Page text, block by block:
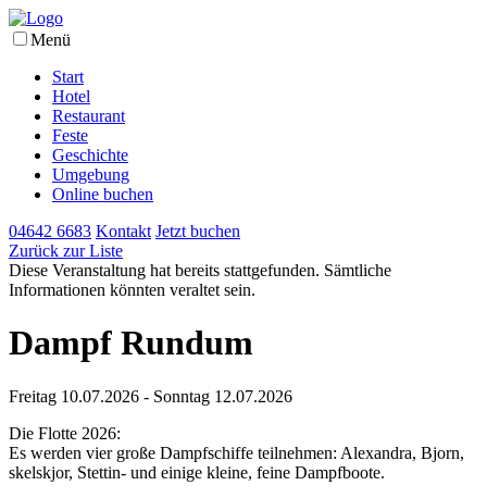
Menü
Start
Hotel
Restaurant
Feste
Geschichte
Umgebung
Online buchen
04642 6683 Kontakt Jetzt buchen
Zurück zur Liste
Diese Veranstaltung hat bereits stattgefunden. Sämtliche
Informationen könnten veraltet sein.
Dampf Rundum
Freitag 10.07.2026 - Sonntag 12.07.2026
Die Flotte 2026:
Es werden vier große Dampfschiffe teilnehmen: Alexandra, Bjorn,
skelskjor, Stettin- und einige kleine, feine Dampfboote.